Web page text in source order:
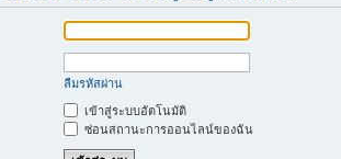
ลืมรหัสผ่าน
เข้าสู่ระบบอัตโนมัติ
ซ่อนสถานะการออนไลน์ของฉัน